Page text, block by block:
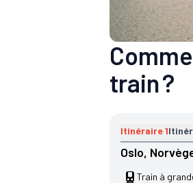
train ?
Itinéraire1
Oslo,
Train à